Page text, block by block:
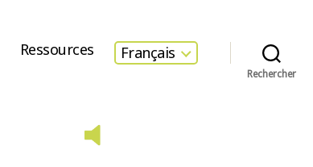
Ressources Français
Rechercher